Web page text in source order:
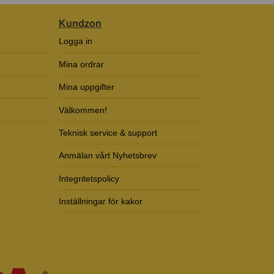
Kundzon
Logga in
Mina ordrar
Mina uppgifter
Välkommen!
Teknisk service & support
Anmälan vårt Nyhetsbrev
Integritetspolicy
Inställningar för kakor